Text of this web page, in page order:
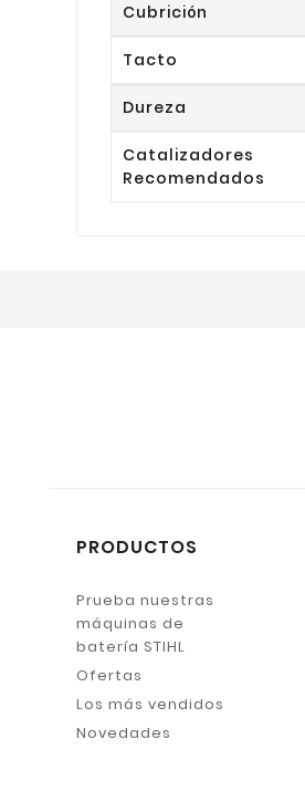
Cubrición
Tacto
Dureza
Catalizadores
Recomendados
PRODUCTOS
Prueba nuestras
máquinas de
batería STIHL
Ofertas
Los más vendidos
Novedades